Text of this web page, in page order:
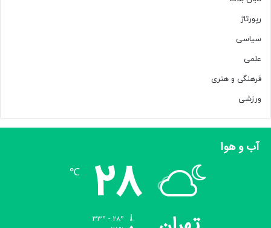
رپورتاژ
سیاسی
علمی
فرهنگی و هنری
ورزشی
آب و هوا
28
℃